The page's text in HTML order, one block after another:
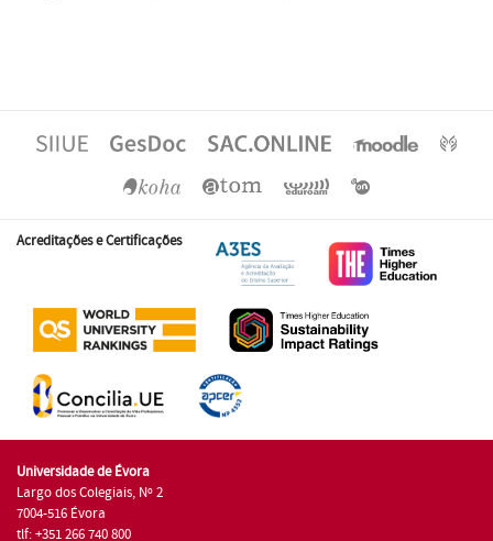
Acreditações e Certificações
Universidade de Évora
Largo dos Colegiais, Nº 2
7004-516 Évora
tlf: +351 266 740 800